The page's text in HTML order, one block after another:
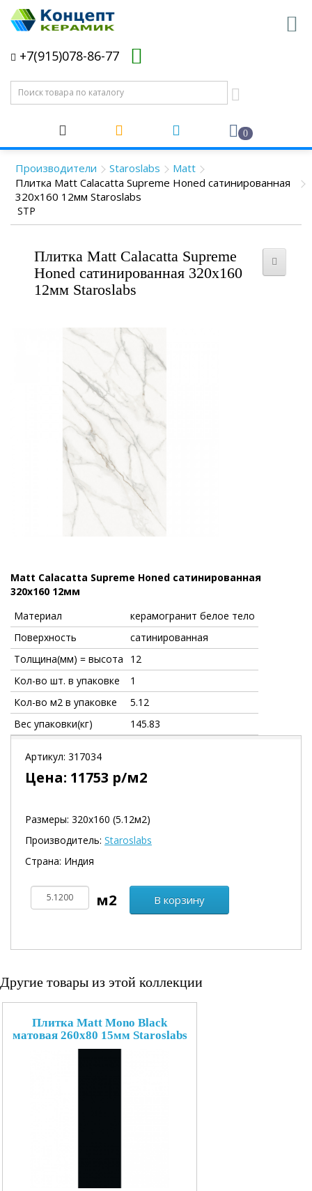
+7(915)078-86-77
0
Производители Staroslabs
Matt
Плитка Matt Calacatta Supreme Honed сатинированная
320x160 12мм Staroslabs
STP
Плитка Matt Calacatta Supreme
Honed сатинированная 320x160
12мм Staroslabs
Matt Calacatta Supreme Honed сатинированная
320x160 12мм
Материал
керамогранит белое тело
Поверхность
сатинированная
Толщина(мм) = высота
12
Кол-во шт. в упаковке
1
Кол-во м2 в упаковке
5.12
Вес упаковки(кг)
145.83
Артикул: 317034
Цена: 11753 р/м2
Размеры: 320х160 (5.12м2)
Производитель: Staroslabs
Страна: Индия
В корзину
Другие товары из этой коллекции
Плитка Matt Mono Black
матовая 260x80 15мм Staroslabs